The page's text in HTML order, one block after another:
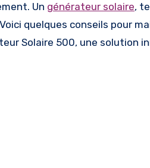
Un générateur solaire,
quelques conseils pour
Solaire 500, une solution